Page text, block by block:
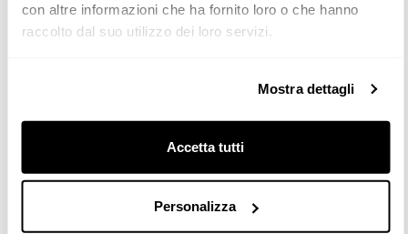
con altre informazioni che ha fornito loro o che hanno
raccolto dal suo utilizzo dei loro servizi.
Mostra dettagli
Accetta tutti
Personalizza